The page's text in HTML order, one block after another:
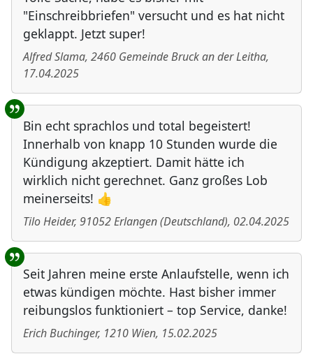
"Einschreibbriefen" versucht und es hat nicht
geklappt. Jetzt super!
Alfred Slama, 2460 Gemeinde Bruck an der Leitha,
17.04.2025
Bin echt sprachlos und total begeistert!
Innerhalb von knapp 10 Stunden wurde die
Kündigung akzeptiert. Damit hätte ich
wirklich nicht gerechnet. Ganz großes Lob
meinerseits! 👍
Tilo Heider, 91052Erlangen(Deutschland), 02.04.2025
Seit Jahren meine erste Anlaufstelle, wenn ich
etwas kündigen möchte. Hast bisher immer
reibungslos funktioniert – top Service, danke!
Erich Buchinger, 1210 Wien, 15.02.2025